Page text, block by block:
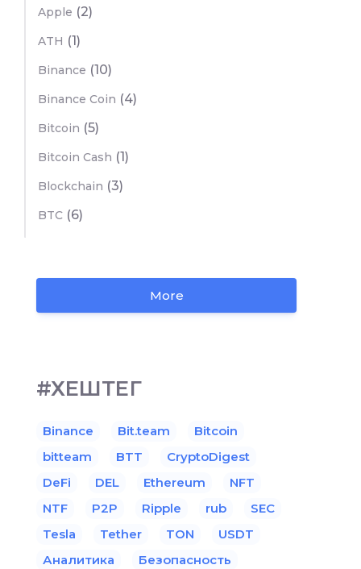
Apple (2)
ATH (1)
Binance (10)
Binance Coin (4)
Bitcoin (5)
Bitcoin Cash (1)
Blockchain (3)
BTC (6)
More
#ХЕШТЕГ
Binance Bit.team
Bitcoin
bitteam
BTT
CryptoDigest
DeFi
DEL Ethereum
NFT
NTF
P2P Ripple rub
SEC
Tesla
Tether TON
USDT
Аналитика
Безопасность